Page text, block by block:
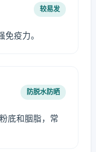
较易发
免疫力。
防脱水防晒
底和胭脂，常